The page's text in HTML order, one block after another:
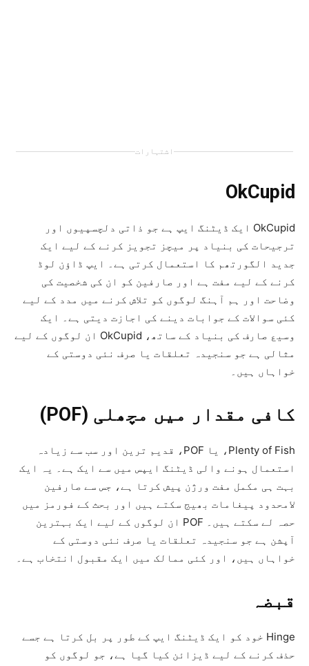
اشتہارات
OkCupid
OkCupid ایک ڈیٹنگ ایپ ہے جو ذاتی دلچسپیوں اور
ترجیحات کی بنیاد پر میچز تجویز کرنے کے لیے ایک
جدید الگورتھم کا استعمال کرتی ہے۔ ایپ ڈاؤن لوڈ
کرنے کے لیے مفت ہے اور صارفین کو ان کی شخصیت کی
وضاحت اور ہم آہنگ لوگوں کو تلاش کرنے میں مدد کے لیے
کئی سوالات کے جوابات دینے کی اجازت دیتی ہے۔ ایک
وسیع صارف کی بنیاد کے ساتھ، OkCupid ان لوگوں کے لیے
مثالی ہے جو سنجیدہ تعلقات یا صرف نئی دوستی کے
خواہاں ہیں۔
کافی مقدار میں مچھلی (POF)
Plenty of Fish، یا POF، قدیم ترین اور سب سے زیادہ
استعمال ہونے والی ڈیٹنگ ایپس میں سے ایک ہے۔ یہ ایک
بہت ہی مکمل مفت ورژن پیش کرتا ہے، جس سے صارفین
لامحدود پیغامات بھیج سکتے ہیں اور بحث کے فورمز میں
حصہ لے سکتے ہیں۔ POF ان لوگوں کے لیے ایک بہترین
آپشن ہے جو سنجیدہ تعلقات یا صرف نئی دوستی کے
خواہاں ہیں، اور کئی ممالک میں ایک مقبول انتخاب ہے۔
قبضہ
Hinge خود کو ایک ڈیٹنگ ایپ کے طور پر بل کرتا ہے جسے
حذف کرنے کے لیے ڈیزائن کیا گیا ہے، جو لوگوں کو